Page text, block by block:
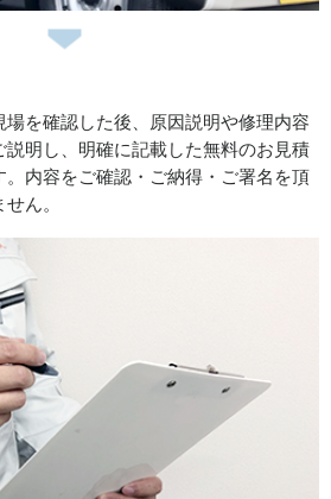
桜が丘へ洗面蛇口の水漏れ修理でお
。
事例の一覧はこちら
を確認した後、原因説明や修理内容
説明し、明確に記載した無料のお見積
。内容をご確認・ご納得・ご署名を頂
ん。